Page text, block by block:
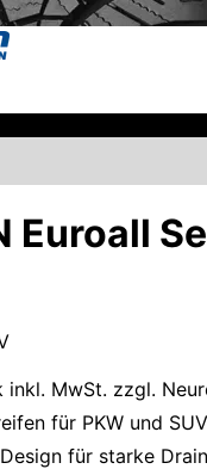
Euroall
inkl. MwSt. zzgl.
für PKW und SUV
für starke